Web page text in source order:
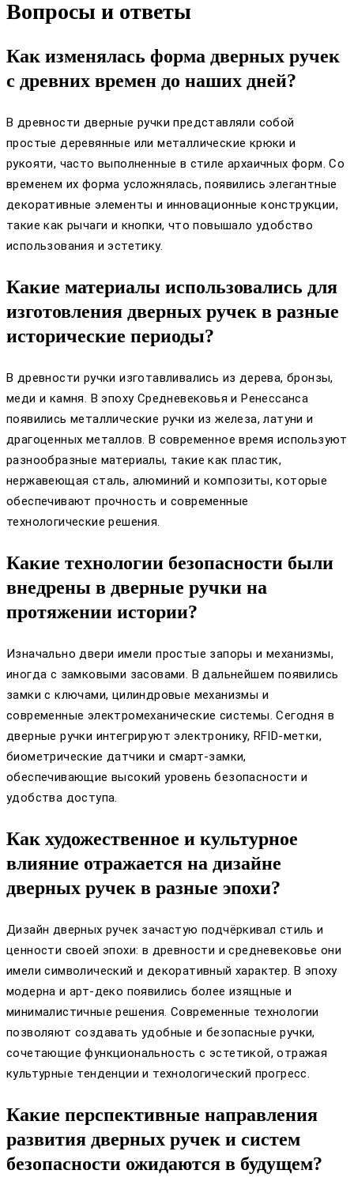
Вопросы и ответы
Как изменялась форма дверных ручек
с древних времен до наших дней?
В древности дверные ручки представляли собой
простые деревянные или металлические крюки и
рукояти, часто выполненные в стиле архаичных форм. Со
временем их форма усложнялась, появились элегантные
декоративные элементы и инновационные конструкции,
такие как рычаги и кнопки, что повышало удобство
использования и эстетику.
Какие материалы использовались для
изготовления дверных ручек в разные
исторические периоды?
В древности ручки изготавливались из дерева, бронзы,
меди и камня. В эпоху Средневековья и Ренессанса
появились металлические ручки из железа, латуни и
драгоценных металлов. В современное время используют
разнообразные материалы, такие как пластик,
нержавеющая сталь, алюминий и композиты, которые
обеспечивают прочность и современные
технологические решения.
Какие технологии безопасности были
внедрены в дверные ручки на
протяжении истории?
Изначально двери имели простые запоры и механизмы,
иногда с замковыми засовами. В дальнейшем появились
замки с ключами, цилиндровые механизмы и
современные электромеханические системы. Сегодня в
дверные ручки интегрируют электронику, RFID-метки,
биометрические датчики и смарт-замки,
обеспечивающие высокий уровень безопасности и
удобства доступа.
Как художественное и культурное
влияние отражается на дизайне
дверных ручек в разные эпохи?
Дизайн дверных ручек зачастую подчёркивал стиль и
ценности своей эпохи: в древности и средневековье они
имели символический и декоративный характер. В эпоху
модерна и арт-деко появились более изящные и
минималистичные решения. Современные технологии
позволяют создавать удобные и безопасные ручки,
сочетающие функциональность с эстетикой, отражая
культурные тенденции и технологический прогресс.
Какие перспективные направления
развития дверных ручек и систем
безопасности ожидаются в будущем?